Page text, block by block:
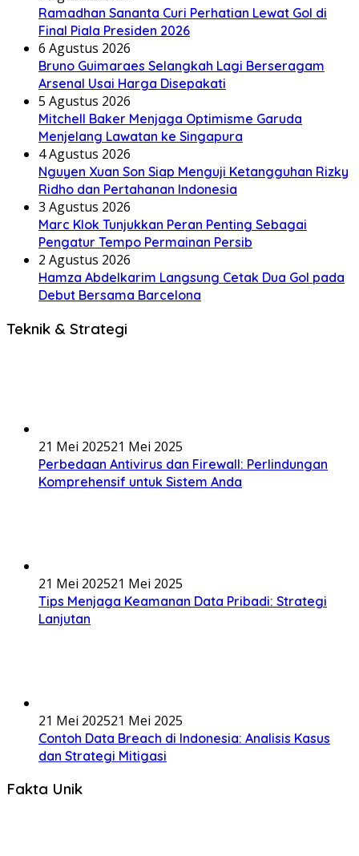
Ramadhan Sananta Curi Perhatian Lewat Gol di
Final Piala Presiden 2026
6 Agustus 2026
Bruno Guimaraes Selangkah Lagi Berseragam
Arsenal Usai Harga Disepakati
5 Agustus 2026
Mitchell Baker Menjaga Optimisme Garuda
Menjelang Lawatan ke Singapura
4 Agustus 2026
Nguyen Xuan Son Siap Menguji Ketangguhan Rizky
Ridho dan Pertahanan Indonesia
3 Agustus 2026
Marc Klok Tunjukkan Peran Penting Sebagai
Pengatur Tempo Permainan Persib
2 Agustus 2026
Hamza Abdelkarim Langsung Cetak Dua Gol pada
Debut Bersama Barcelona
Teknik & Strategi
21 Mei 202521 Mei 2025
Perbedaan Antivirus dan Firewall: Perlindungan
Komprehensif untuk Sistem Anda
21 Mei 202521 Mei 2025
Tips Menjaga Keamanan Data Pribadi: Strategi
Lanjutan
21 Mei 202521 Mei 2025
Contoh Data Breach di Indonesia: Analisis Kasus
dan Strategi Mitigasi
Fakta Unik